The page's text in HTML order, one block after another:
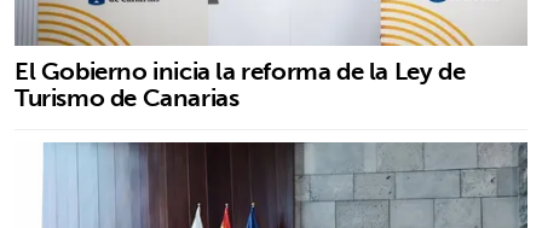
El Gobierno inicia la reforma de la Ley de
Turismo de Canarias